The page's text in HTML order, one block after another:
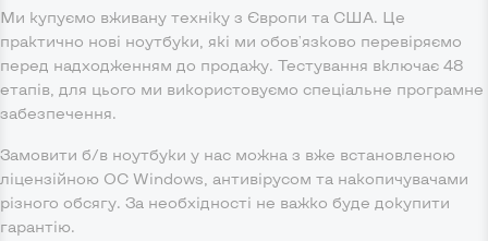
Ми купуємо вживану техніку з Європи та США. Це
практично нові ноутбуки, які ми обов'язково перевіряємо
перед надходженням до продажу. Тестування включає 48
етапів, для цього ми використовуємо спеціальне програмне
забезпечення.
Замовити б/в ноутбуки у нас можна з вже встановленою
ліцензійною ОС Windows, антивірусом та накопичувачами
різного обсягу. За необхідності не важко буде докупити
гарантію.